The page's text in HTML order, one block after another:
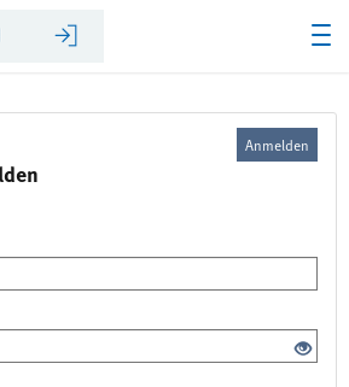
Anmelden